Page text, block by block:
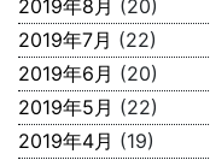
2019年8月 (20)
2019年7月 (22)
2019年6月 (20)
2019年5月 (22)
2019年4月 (19)